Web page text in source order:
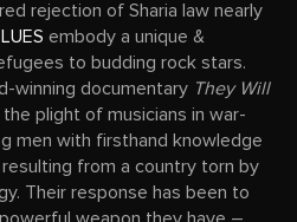
rejection of Sharia law nearly
embody a unique &
to budding rock stars.
winning documentary They Will
plight of musicians in war-
men with firsthand knowledge
from a country torn by
Their response has been to